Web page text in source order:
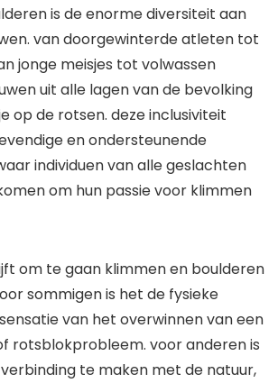
is de enorme diversiteit aan
van doorgewinterde atleten tot
jonge meisjes tot volwassen
uit alle lagen van de bevolking
op de rotsen. deze inclusiviteit
en ondersteunende
individuen van alle geslachten
om hun passie voor klimmen
om te gaan klimmen en boulderen
sommigen is het de fysieke
van het overwinnen van een
rotsblokprobleem. voor anderen is
te maken met de natuur,